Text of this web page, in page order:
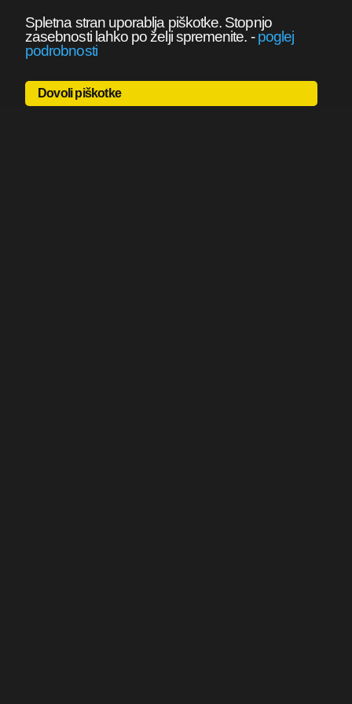
Spletna stran uporablja piškotke. Stopnjo
zasebnosti lahko po želji spremenite. -poglej
podrobnosti
Dovoli piškotke